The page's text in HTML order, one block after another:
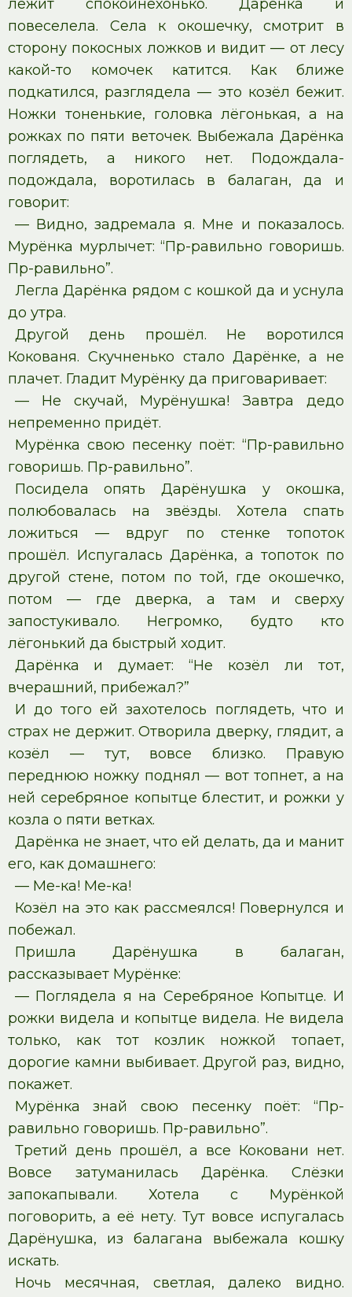
лежит спокойнёхонько. Дарёнка и
повеселела. Села к окошечку, смотрит в
сторону покосных ложков и видит — от лесу
какой-то комочек катится. Как ближе
подкатился, разглядела — это козёл бежит.
Ножки тоненькие, головка лёгонькая, а на
рожках по пяти веточек. Выбежала Дарёнка
поглядеть, а никого нет. Подождала-
подождала, воротилась в балаган, да и
говорит:
— Видно, задремала я. Мне и показалось.
Мурёнка мурлычет: “Пр-равильно говоришь.
Пр-равильно”.
Легла Дарёнка рядом с кошкой да и уснула
до утра.
Другой день прошёл. Не воротился
Кокованя. Скучненько стало Дарёнке, а не
плачет. Гладит Мурёнку да приговаривает:
— Не скучай, Мурёнушка! Завтра дедо
непременно придёт.
Мурёнка свою песенку поёт: “Пр-равильно
говоришь. Пр-равильно”.
Посидела опять Дарёнушка у окошка,
полюбовалась на звёзды. Хотела спать
ложиться — вдруг по стенке топоток
прошёл. Испугалась Дарёнка, а топоток по
другой стене, потом по той, где окошечко,
потом — где дверка, а там и сверху
запостукивало. Негромко, будто кто
лёгонький да быстрый ходит.
Дарёнка и думает: “Не козёл ли тот,
вчерашний, прибежал?”
И до того ей захотелось поглядеть, что и
страх не держит. Отворила дверку, глядит, а
козёл — тут, вовсе близко. Правую
переднюю ножку поднял — вот топнет, а на
ней серебряное копытце блестит, и рожки у
козла о пяти ветках.
Дарёнка не знает, что ей делать, да и манит
его, как домашнего:
— Ме-ка! Ме-ка!
Козёл на это как рассмеялся! Повернулся и
побежал.
Пришла Дарёнушка в балаган,
рассказывает Мурёнке:
— Поглядела я на Серебряное Копытце. И
рожки видела и копытце видела. Не видела
только, как тот козлик ножкой топает,
дорогие камни выбивает. Другой раз, видно,
покажет.
Мурёнка знай свою песенку поёт: “Пр-
равильно говоришь. Пр-равильно”.
Третий день прошёл, а все Коковани нет.
Вовсе затуманилась Дарёнка. Слёзки
запокапывали. Хотела с Мурёнкой
поговорить, а её нету. Тут вовсе испугалась
Дарёнушка, из балагана выбежала кошку
искать.
Ночь месячная, светлая, далеко видно.